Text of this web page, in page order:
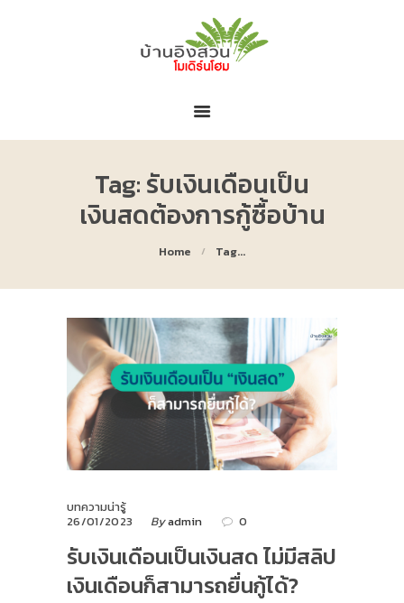
Tag: รับเงินเดือนเป็น
เงินสดต้องการกู้ซื้อบ้าน
Home Tag...
เกี่ยวกับบ้านอิงสวน
ติดต่อโครงการ
บทความน่ารู้
26/01/2023
Byadmin 0
รับเงินเดือนเป็นเงินสด ไม่มีสลิป
เงินเดือนก็สามารถยื่นกู้ได้?